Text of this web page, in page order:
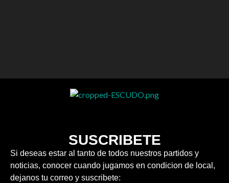
SUSCRIBETE
Si deseas estar al tanto de todos nuestros partidos y
noticias, conocer cuando jugamos en condicion de local,
dejanos tu correo y suscribete: